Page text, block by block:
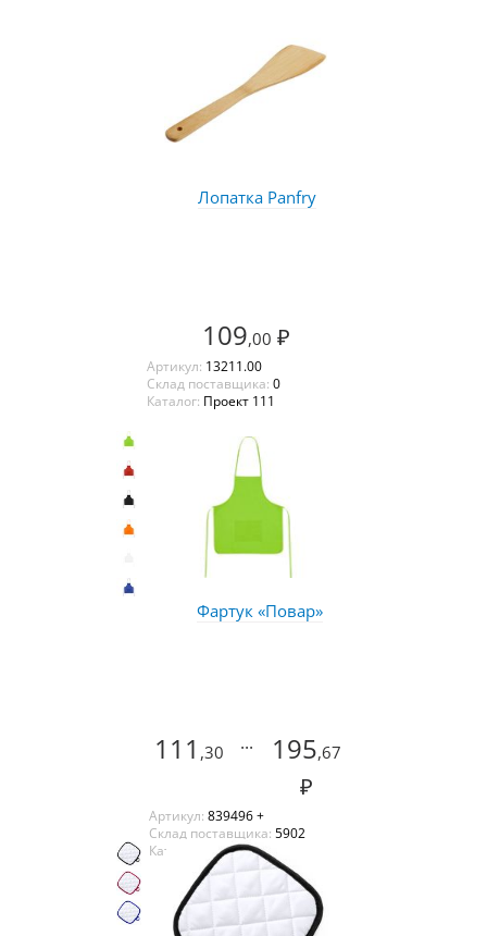
Лопатка Panfry
109,00 ₽
Артикул: 13211.00
Склад поставщика: 0
Каталог: Проект 111
Фартук «Повар»
111 ,30 ... 195,67
₽
Артикул: 839496 +
Склад поставщика: 5902
Каталог:
Оазис